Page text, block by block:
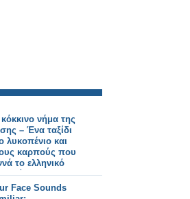
νήμα της
– Ένα ταξίδι
λυκοπένιο και
καρπούς που
το ελληνικό
Face Sounds